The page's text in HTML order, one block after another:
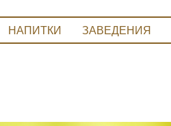
НАПИТКИ ЗАВЕДЕНИЯ